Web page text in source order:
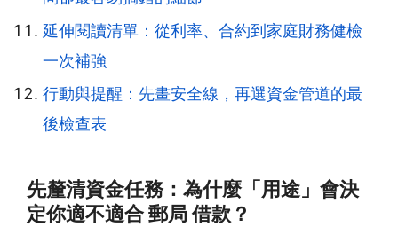
延伸閱讀清單：從利率、合約到家庭財務健檢
一次補強
行動與提醒：先畫安全線，再選資金管道的最
後檢查表
先釐清資金任務：為什麼「用途」會決
定你適不適合 郵局 借款？